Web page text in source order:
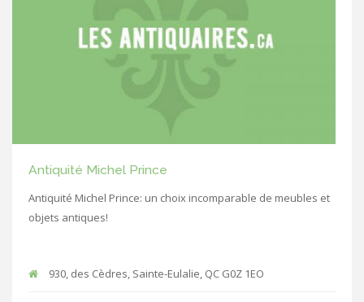
Antiquité Michel Prince
Antiquité Michel Prince: un choix incomparable de meubles et
objets antiques!
930, des Cèdres, Sainte-Eulalie, QC G0Z 1EO